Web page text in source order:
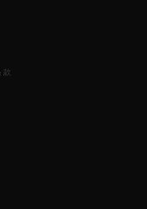
款